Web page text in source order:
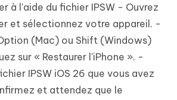
à l'aide du fichier IPSW - Ouvrez
et sélectionnez votre appareil. -
(Mac) ou Shift (Windows)
sur « Restaurer l'iPhone ». -
IPSW iOS 26 que vous avez
et attendez que le